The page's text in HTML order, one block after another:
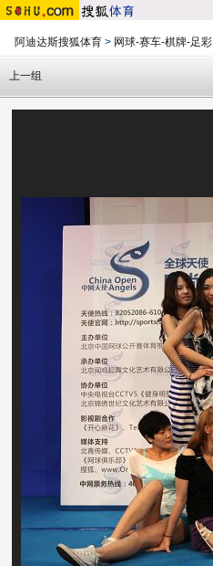
阿迪达斯搜狐体育 > 网球-赛车-棋牌-足彩
上一组